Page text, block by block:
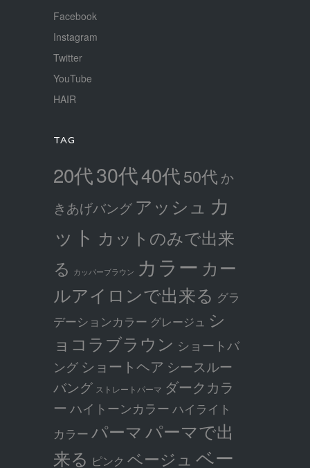
Facebook
Instagram
Twitter
YouTube
HAIR
TAG
20代30代40代50代 か
きあげバング アッシュ カ
ット カットのみで出来
る カッパーブラウン カラー カー
ルアイロンで出来る グラ
デーションカラー グレージュ シ
ョコラブラウン ショートバ
ング ショートヘア シースルー
バング ストレートパーマ ダークカラ
ー ハイトーンカラー ハイライト
カラー パーマ パーマで出
来る ピンク ベージュ ベー